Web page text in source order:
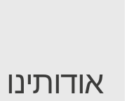
אודותינו